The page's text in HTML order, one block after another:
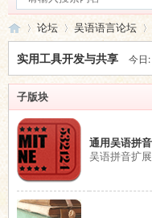
吴 »
论坛 吴语语言论坛
实用工具开发与共享 今日:
子版块
通用吴语拼音
吴语拼音扩